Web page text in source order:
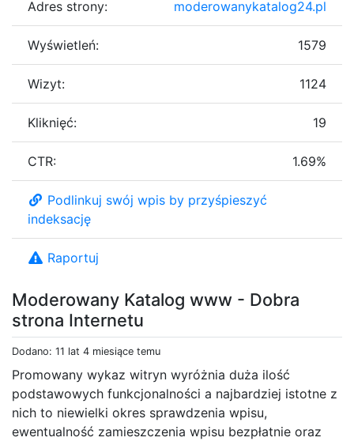
Moderowany Katalog www - Dobra
strona Internetu
Dodano: 11 lat 4 miesiące temu
Promowany wykaz witryn wyróżnia duża ilość
podstawowych funkcjonalności a najbardziej istotne z
nich to niewielki okres sprawdzenia wpisu,
ewentualność zamieszczenia wpisu bezpłatnie oraz
Adres strony: moderowanykatalog24.pl
Wyświetleń: 1579
Wizyt: 1124
Kliknięć: 19
CTR: 1.69%
Podlinkuj swój wpis by przyśpieszyć
indeksację
Raportuj